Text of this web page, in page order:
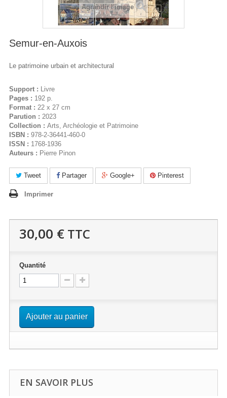
Agrandir l'image
Semur-en-Auxois
Le patrimoine urbain et architectural
Support : Livre
Pages : 192 p.
Format : 22 x 27 cm
Parution : 2023
Collection : Arts, Archéologie et Patrimoine
ISBN : 978-2-36441-460-0
ISSN : 1768-1936
Auteurs : Pierre Pinon
Tweet Partager Google+ Pinterest
Imprimer
30,00 € TTC
Quantité
Ajouter au panier
EN SAVOIR PLUS